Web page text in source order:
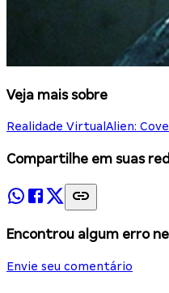
Veja mais sobre
Realidade Virtual Alien:
Compartilhe em suas
Encontrou algum erro
Envie seu comentário